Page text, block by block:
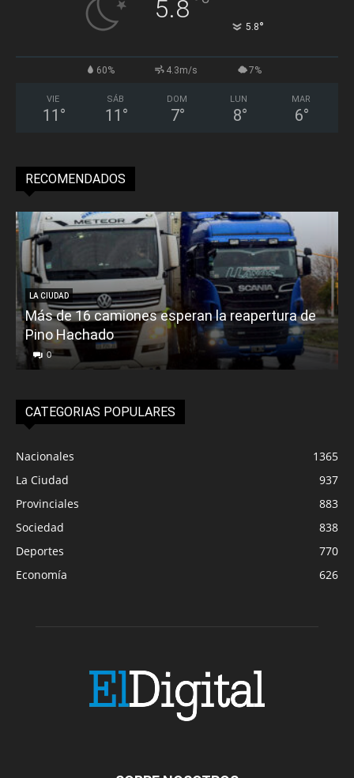
5.8
5.8°
60% 4.3m/s 7%
VIE
11 °
SÁB
11 °
DOM
7°
LUN
8°
MAR
6°
RECOMENDADOS
LA CIUDAD
Más de 16 camiones esperan la reapertura de
Pino Hachado
0
CATEGORIAS POPULARES
Nacionales
1365
La Ciudad
937
Provinciales
883
Sociedad
838
Deportes
770
Economía
626